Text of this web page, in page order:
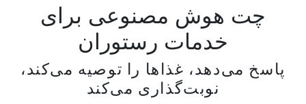
چت هوش مصنوعی برای
خدمات رستوران
پاسخ می‌دهد، غذاها را توصیه می‌کند،
نوبت‌گذاری می‌کند